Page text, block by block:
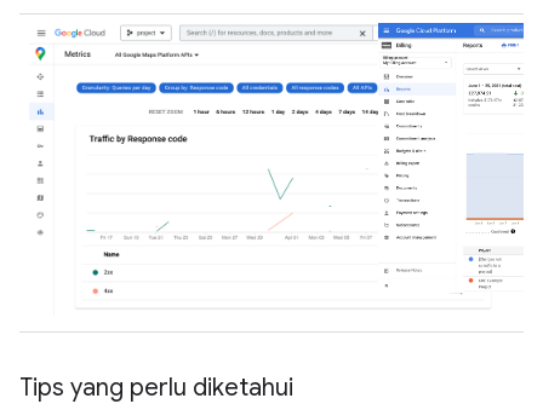
Tips yang perlu diketahui